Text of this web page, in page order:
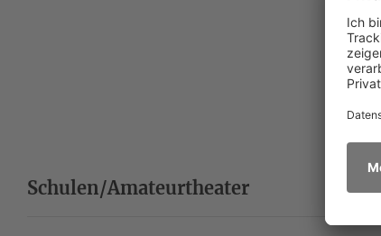
Schulen/Amateurtheater